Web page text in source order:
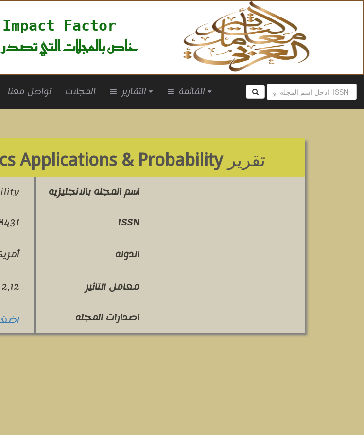
Factor
خاص بالمجلات التي تصدر
تواصل معنا المجلات التقارير القائمة
تقريرApplications & Probability
اسم المجله بالانجليزيه
ISSN
الدوله
معامل التاثير
2,12
اصدارات المجله